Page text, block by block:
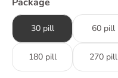
30 pill 60 pill
180 pill 270 pill